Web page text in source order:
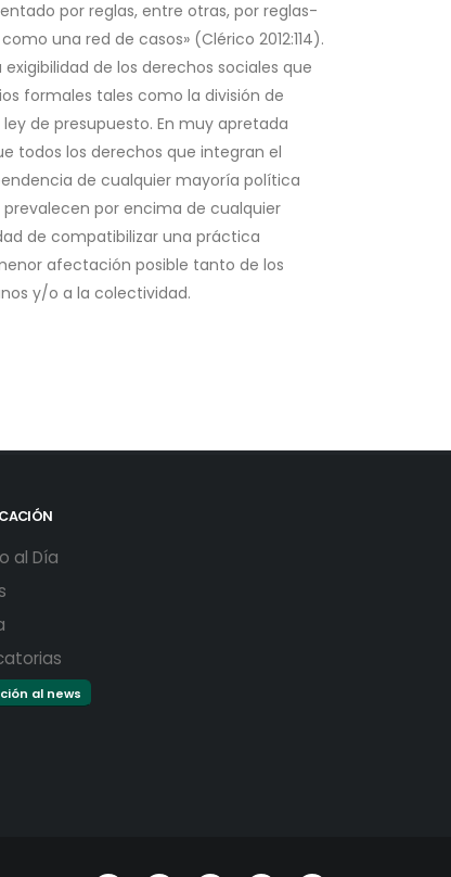
por reglas, entre otras, por reglas-
una red de casos» (Clérico 2012:114).
de los derechos sociales que
formales tales como la división de
de presupuesto. En muy apretada
todos los derechos que integran el
de cualquier mayoría política
por encima de cualquier
de compatibilizar una práctica
afectación posible tanto de los
y/o a la colectividad.
al Día
al news